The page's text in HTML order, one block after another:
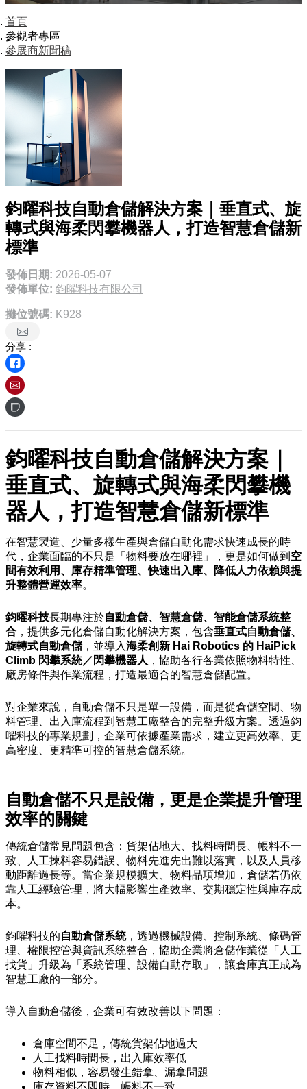
首頁
參觀者專區
參展商新聞稿
鈞曜科技自動倉儲解決方案｜垂直式、旋
轉式與海柔閃攀機器人，打造智慧倉儲新
標準
發佈日期: 2026-05-07
發佈單位: 鈞曜科技有限公司
攤位號碼: K928
分享 :
鈞曜科技自動倉儲解決方案｜
垂直式、旋轉式與海柔閃攀機
器人，打造智慧倉儲新標準
在智慧製造、少量多樣生產與倉儲自動化需求快速成長的時
代，企業面臨的不只是「物料要放在哪裡」，更是如何做到 空
間有效利用、庫存精準管理、快速出入庫、降低人力依賴與提
升整體營運效率。
鈞曜科技長期專注於自動倉儲、智慧倉儲、智能倉儲系統整
合 ，提供多元化倉儲自動化解決方案，包含垂直式自動倉儲、
旋轉式自動倉儲，並導入海柔創新 Hai Robotics 的 HaiPick
Climb 閃攀系統／閃攀機器人 ，協助各行各業依照物料特性、
廠房條件與作業流程，打造最適合的智慧倉儲配置。
對企業來說，自動倉儲不只是單一設備，而是從倉儲空間、物
料管理、出入庫流程到智慧工廠整合的完整升級方案。透過鈞
曜科技的專業規劃，企業可依據產業需求，建立更高效率、更
高密度、更精準可控的智慧倉儲系統。
自動倉儲不只是設備，更是企業提升管理
效率的關鍵
傳統倉儲常見問題包含：貨架佔地大、找料時間長、帳料不一
致、人工揀料容易錯誤、物料先進先出難以落實，以及人員移
動距離過長等。當企業規模擴大、物料品項增加，倉儲若仍依
靠人工經驗管理，將大幅影響生產效率、交期穩定性與庫存成
本。
鈞曜科技的自動倉儲系統，透過機械設備、控制系統、條碼管
理、權限控管與資訊系統整合，協助企業將倉儲作業從「人工
找貨」升級為「系統管理、設備自動存取」，讓倉庫真正成為
智慧工廠的一部分。
導入自動倉儲後，企業可有效改善以下問題：
倉庫空間不足，傳統貨架佔地過大
人工找料時間長，出入庫效率低
物料相似，容易發生錯拿、漏拿問題
庫存資料不即時，帳料不一致